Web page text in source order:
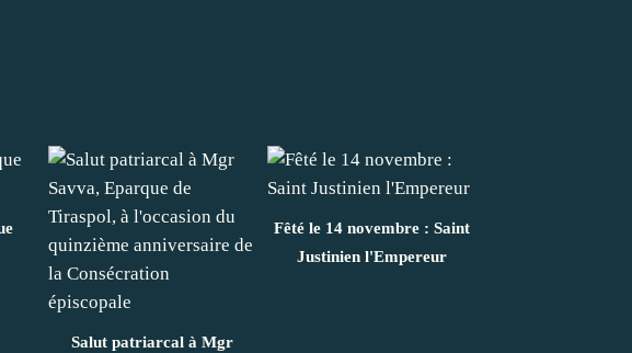
Salut patriarcal à Mgr
Fêté le 14 novembre : Saint
Justinien l'Empereur